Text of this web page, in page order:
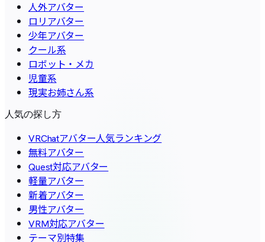
人外アバター
ロリアバター
少年アバター
クール系
ロボット・メカ
児童系
現実お姉さん系
人気の探し方
VRChatアバター人気ランキング
無料アバター
Quest対応アバター
軽量アバター
新着アバター
男性アバター
VRM対応アバター
テーマ別特集